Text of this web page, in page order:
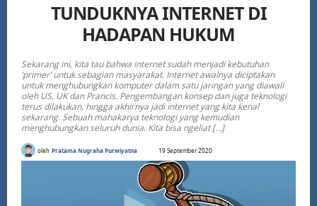
TUNDUKNYA INTERNET DI
HADAPAN HUKUM
Sekarang ini, kita tau bahwa internet sudah menjadi kebutuhan
‘primer’ untuk sebagian masyarakat. Internet awalnya diciptakan
untuk menghubungkan komputer dalam satu jaringan yang diawali
oleh US, UK dan Prancis. Pengembangan konsep dan juga teknologi
terus dilakukan, hingga akhirnya jadi internet yang kita kenal
sekarang. Sebuah mahakarya teknologi yang kemudian
menghubungkan seluruh dunia. Kita bisa ngeliat […]
oleh Pratama Nugraha Purwiyatna 19 September 2020